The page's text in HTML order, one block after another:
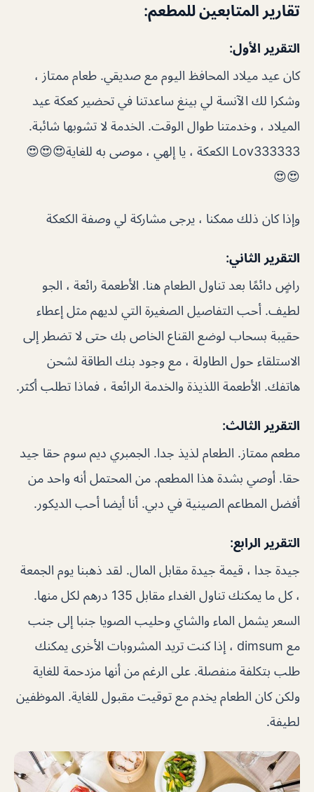
تقارير المتابعين للمطعم:
التقرير الأول:
كان عيد ميلاد المحافظ اليوم مع صديقي. طعام ممتاز ،
وشكرا لك الآنسة لي بينغ ساعدتنا في تحضير كعكة عيد
الميلاد ، وخدمتنا طوال الوقت. الخدمة لا تشوبها شائبة.
Lov333333 الكعكة ، يا إلهي ، موصى به للغاية😍😍😍
😍😍
وإذا كان ذلك ممكنا ، يرجى مشاركة لي وصفة الكعكة
التقرير الثاني:
راضٍ دائمًا بعد تناول الطعام هنا. الأطعمة رائعة ، الجو
لطيف. أحب التفاصيل الصغيرة التي لديهم مثل إعطاء
حقيبة بسحاب لوضع القناع الخاص بك حتى لا تضطر إلى
الاستلقاء حول الطاولة ، مع وجود بنك الطاقة لشحن
هاتفك. الأطعمة اللذيذة والخدمة الرائعة ، فماذا تطلب أكثر.
التقرير الثالث:
مطعم ممتاز. الطعام لذيذ جدا. الجمبري ديم سوم حقا جيد
حقا. أوصي بشدة هذا المطعم. من المحتمل أنه واحد من
أفضل المطاعم الصينية في دبي. أنا أيضا أحب الديكور.
التقرير الرابع:
جيدة جدا ، قيمة جيدة مقابل المال. لقد ذهبنا يوم الجمعة
، كل ما يمكنك تناول الغداء مقابل 135 درهم لكل منها.
السعر يشمل الماء والشاي وحليب الصويا جنبا إلى جنب
مع dimsum ، إذا كنت تريد المشروبات الأخرى يمكنك
طلب بتكلفة منفصلة. على الرغم من أنها مزدحمة للغاية
ولكن كان الطعام يخدم مع توقيت مقبول للغاية. الموظفين
لطيفة.